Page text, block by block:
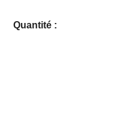
Quantité :